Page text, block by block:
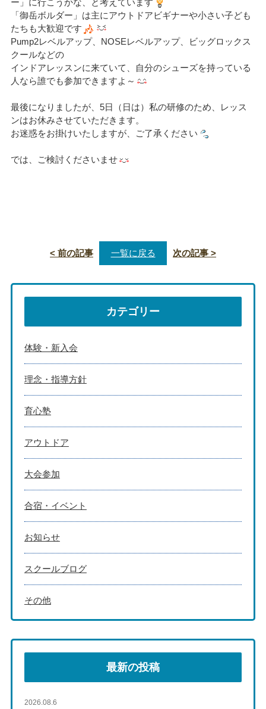
ー」に行こうかな、と考えています
「御岳ボルダー」は主にアウトドアビギナーや小さい子ども
たちも大歓迎です
Pump2レベルアップ、NOSEレベルアップ、ビッグロックス
クールなどの
インドアレッスンに来ていて、自分のシューズを持っている
人なら誰でも参加できますよ～
最後になりましたが、5日（日は）私の研修のため、レッス
ンはお休みさせていただきます。
お迷惑をお掛けいたしますが、ご了承ください
では、ご検討くださいませ
< 前の記事 一覧に戻る 次の記事 >
カテゴリー
体験・新入会
理念・指導方針
育心塾
アウトドア
大会参加
合宿・イベント
お知らせ
スクールブログ
その他
最新の投稿
2026.08.6